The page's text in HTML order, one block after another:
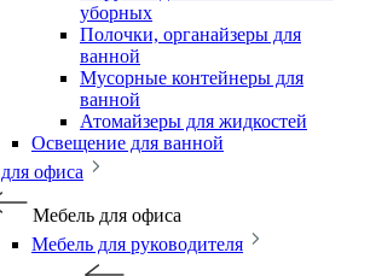
уборных
Полочки, органайзеры для
ванной
Мусорные контейнеры для
ванной
Атомайзеры для жидкостей
Освещение для ванной
офиса
Мебель для офиса
Мебель для руководителя